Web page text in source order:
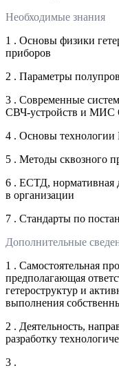
Необходимые знания
1 . Основы физики
приборов
2 . Параметры
3 . Современные
СВЧ-устройств и
4 . Основы
5 . Методы сквозного
6 . ЕСТД, нормативная
в организации
7 . Стандарты по
Дополнительные
1 . Самостоятельная
предполагающая
гетероструктур и
выполнения
2 . Деятельность,
разработку
3 .